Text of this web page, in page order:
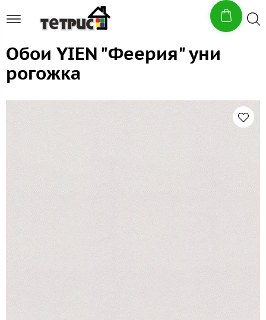
Обои YIEN "Феерия" уни
рогожка